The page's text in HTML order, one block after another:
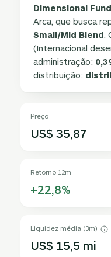
Dimensional
Arca, que busca
Small/Mid Blend.
(Internacional
administração:
distribuição:
Preço
US$ 35,87
Retorno 12m
+22,8%
Liquidez média (3m)
US$ 15,5 mi